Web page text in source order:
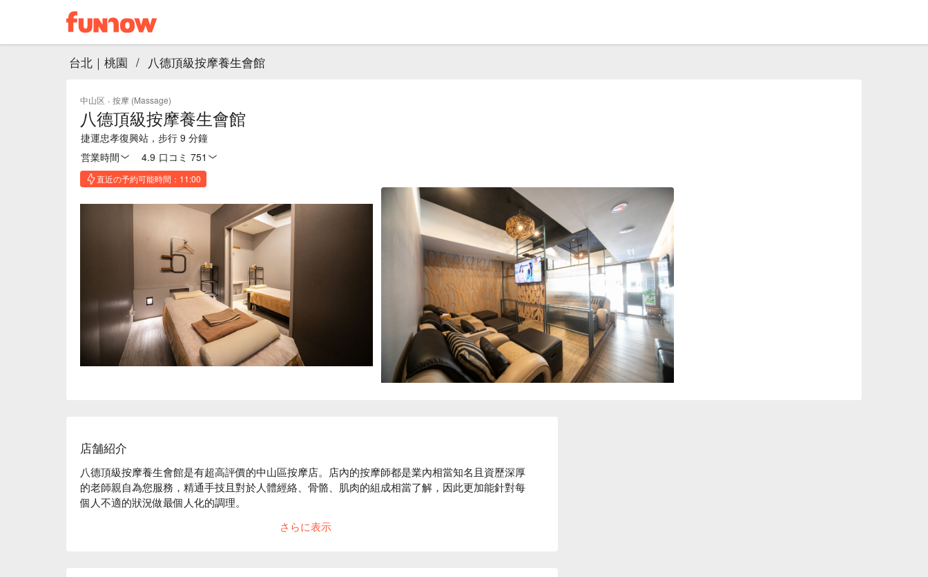
台北｜桃園 / 八德頂級按摩養生會館
中山区 · 按摩 (Massage)
八德頂級按摩養生會館
捷運忠孝復興站，步行 9 分鐘
営業時間
4.9 口コミ 751
直近の予約可能時間：11:00
店舗紹介
八德頂級按摩養生會館是有超高評價的中山區按摩店。店內的按摩師都是業內相當知名且資歷深厚
的老師親自為您服務，精通手技且對於人體經絡、骨骼、肌肉的組成相當了解，因此更加能針對每
個人不適的狀況做最個人化的調理。
八德頂級按摩養生會館舒適的現代化裝潢、寬敞的個人按摩空間，就是要給每一位來訪紓壓的您最
さらに表示